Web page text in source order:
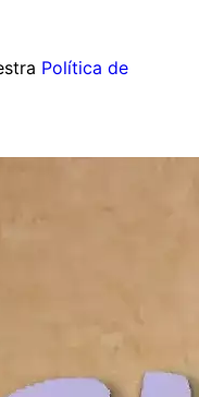
Política de